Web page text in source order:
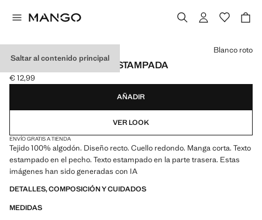
Saltar al contenido principal
CAMISETA ALGODÓN ESTAMPADA
Precio actual [€ 12,99 ]
€ 12,99
Selecciona un color
Blanco roto
AÑADIR
VER LOOK
ENVÍO GRATIS A TIENDA
Tejido 100% algodón. Diseño recto. Cuello redondo. Manga corta. Texto
estampado en el pecho. Texto estampado en la parte trasera. Estas
imágenes han sido generadas con IA
DETALLES, COMPOSICIÓN Y CUIDADOS
MEDIDAS